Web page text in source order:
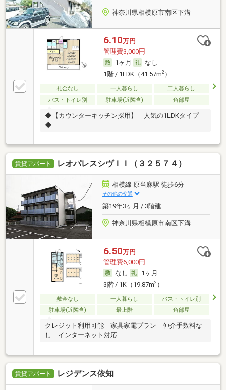
神奈川県相模原市南区下溝
6.10万円
管理費3,000円
1ヶ月
なし
1階 / 1LDK（41.57m2）
礼金なし 一人暮らし
二人暮らし
バス・トイレ別
駐車場(近隣含) 角部屋
◆【カウンターキッチン採用】 人気の1LDKタイプ
◆
賃貸アパート レオパレスシヴＩＩ（３２５７４）
相模線 原当麻駅 徒歩6分
その他の交通
築19年3ヶ月 / 3階建
神奈川県相模原市南区下溝
6.50万円
管理費6,000円
なし
1ヶ月
3階 / 1K（19.87m2）
敷金なし 一人暮らし
バス・トイレ別
駐車場(近隣含)
最上階 角部屋
クレジット利用可能 家具家電プラン 仲介手数料な
し インターネット対応
賃貸アパート レジデンス依知